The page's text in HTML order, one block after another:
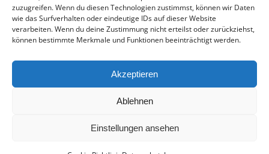
zuzugreifen. Wenn du diesen Technologien zustimmst, können wir Daten
wie das Surfverhalten oder eindeutige IDs auf dieser Website
verarbeiten. Wenn du deine Zustimmung nicht erteilst oder zurückziehst,
können bestimmte Merkmale und Funktionen beeinträchtigt werden.
Akzeptieren
Ablehnen
Einstellungen ansehen
Angebote
Bilder-Galerien
Material
Spenden
Kontakt
Datenschutz